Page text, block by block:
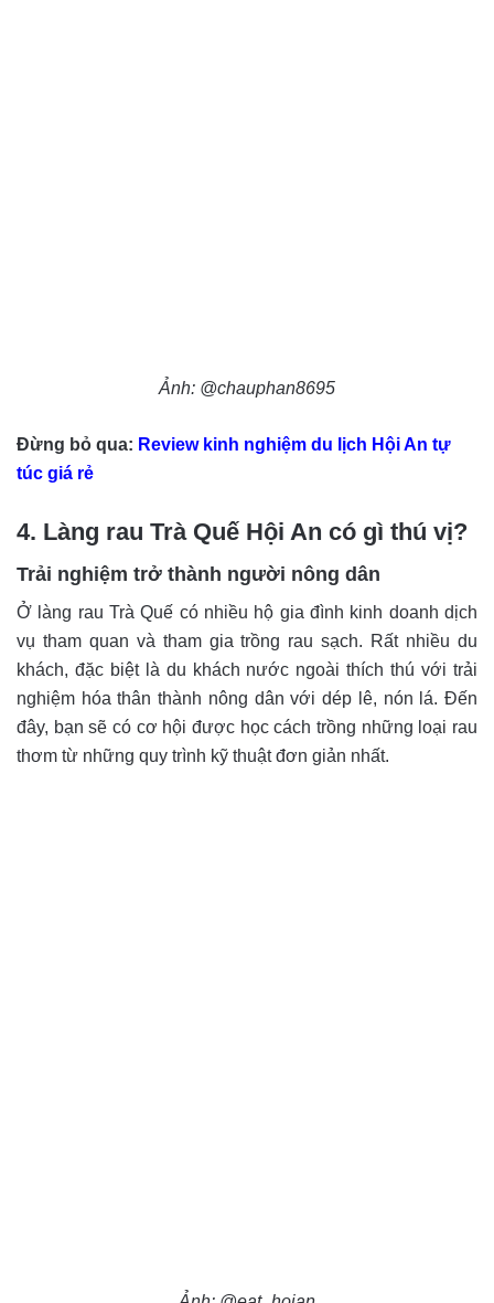
Ảnh: @chauphan8695
Đừng bỏ qua: Review kinh nghiệm du lịch Hội An tự
túc giá rẻ
4. Làng rau Trà Quế Hội An có gì thú vị?
Trải nghiệm trở thành người nông dân
Ở làng rau Trà Quế có nhiều hộ gia đình kinh doanh dịch
vụ tham quan và tham gia trồng rau sạch. Rất nhiều du
khách, đặc biệt là du khách nước ngoài thích thú với trải
nghiệm hóa thân thành nông dân với dép lê, nón lá. Đến
đây, bạn sẽ có cơ hội được học cách trồng những loại rau
thơm từ những quy trình kỹ thuật đơn giản nhất.